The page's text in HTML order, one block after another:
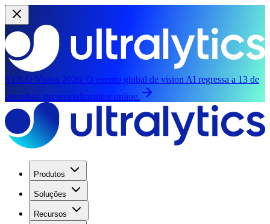
YOLO Vision 2026: O evento global de vision AI regressa a 13 de
setembro, presencialmente e online.
Produtos
Soluções
Recursos